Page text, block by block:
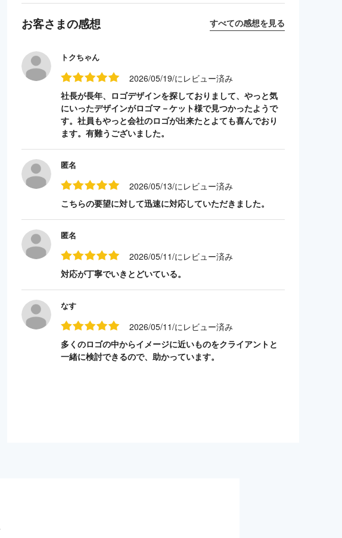
お客さまの感想 すべての感想を見る
トクちゃん
2026/05/19/にレビュー済み
社長が長年、ロゴデザインを探しておりまして、やっと気
にいったデザインがロゴマ－ケット様で見つかったようで
す。社員もやっと会社のロゴが出来たとよても喜んでおり
ます。有難うございました。
匿名
2026/05/13/にレビュー済み
こちらの要望に対して迅速に対応していただきました。
匿名
2026/05/11/にレビュー済み
対応が丁寧でいきとどいている。
なす
2026/05/11/にレビュー済み
多くのロゴの中からイメージに近いものをクライアントと
一緒に検討できるので、助かっています。